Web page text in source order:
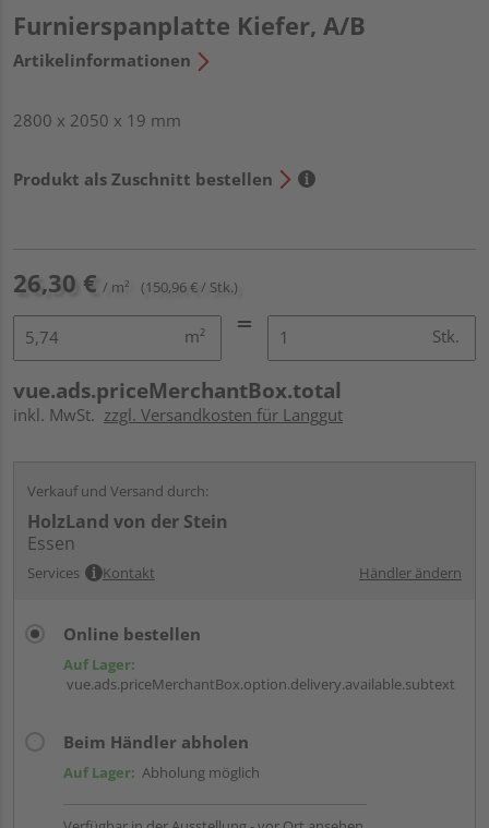
Furnierspanplatte Kiefer, A/B
Artikelinformationen
2800 x 2050 x 19 mm
Produkt als Zuschnitt bestellen
26,30 € / m² (150,96 € / Stk.)
m² Stk.
vue.ads.priceMerchantBox.total
inkl. MwSt. zzgl. Versandkosten für Langgut
Verkauf und Versand durch:
HolzLand von der Stein
Essen
Services Kontakt Händler ändern
Online bestellen
Auf Lager:
vue.ads.priceMerchantBox.option.delivery.available.subtext
Beim Händler abholen
Auf Lager: Abholung möglich